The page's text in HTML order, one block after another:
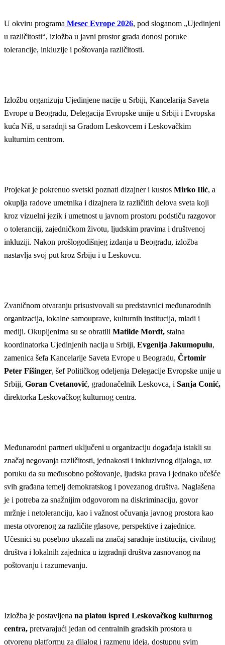
U okviru programa Mesec Evrope 2026, pod sloganom „Ujedinjeni
u različitosti“, izložba u javni prostor grada donosi poruke
tolerancije, inkluzije i poštovanja različitosti.
Izložbu organizuju Ujedinjene nacije u Srbiji, Kancelarija Saveta
Evrope u Beogradu, Delegacija Evropske unije u Srbiji i Evropska
kuća Niš, u saradnji sa Gradom Leskovcem i Leskovačkim
kulturnim centrom.
Projekat je pokrenuo svetski poznati dizajner i kustos Mirko Ilić, a
okuplja radove umetnika i dizajnera iz različitih delova sveta koji
kroz vizuelni jezik i umetnost u javnom prostoru podstiču razgovor
o toleranciji, zajedničkom životu, ljudskim pravima i društvenoj
inkluziji. Nakon prošlogodišnjeg izdanja u Beogradu, izložba
nastavlja svoj put kroz Srbiju i u Leskovcu.
Zvaničnom otvaranju prisustvovali su predstavnici međunarodnih
organizacija, lokalne samouprave, kulturnih institucija, mladi i
mediji. Okupljenima su se obratili Matilde Mordt, stalna
koordinatorka Ujedinjenih nacija u Srbiji, Evgenija Jakumopulu,
zamenica šefa Kancelarije Saveta Evrope u Beogradu, Črtomir
Peter Fišinger, šef Političkog odeljenja Delegacije Evropske unije u
Srbiji, Goran Cvetanović, gradonačelnik Leskovca, i Sanja Conić,
direktorka Leskovačkog kulturnog centra.
Međunarodni partneri uključeni u organizaciju događaja istakli su
značaj negovanja različitosti, jednakosti i inkluzivnog dijaloga, uz
poruku da su međusobno poštovanje, ljudska prava i jednako učešće
svih građana temelj demokratskog i povezanog društva. Naglašena
je i potreba za snažnijim odgovorom na diskriminaciju, govor
mržnje i netoleranciju, kao i važnost očuvanja javnog prostora kao
mesta otvorenog za različite glasove, perspektive i zajednice.
Učesnici su posebno ukazali na značaj saradnje institucija, civilnog
društva i lokalnih zajednica u izgradnji društva zasnovanog na
poštovanju i razumevanju.
Izložba je postavljena na platou ispred Leskovačkog kulturnog
centra, pretvarajući jedan od centralnih gradskih prostora u
otvorenu platformu za dijalog i razmenu ideja, dostupnu svim